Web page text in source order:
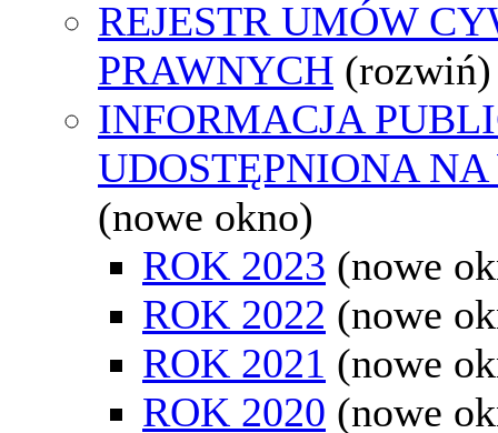
REJESTR UMÓW
PRAWNYCH (rozwiń)
INFORMACJA
UDOSTĘPNIONA
(nowe okno)
ROK 2023 (nowe
ROK 2022 (nowe
ROK 2021 (nowe
ROK 2020 (nowe